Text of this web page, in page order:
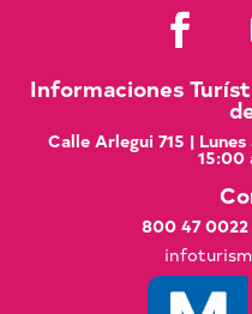
Informaciones
Calle Arlegui 715 |
15:00
800 47 0022